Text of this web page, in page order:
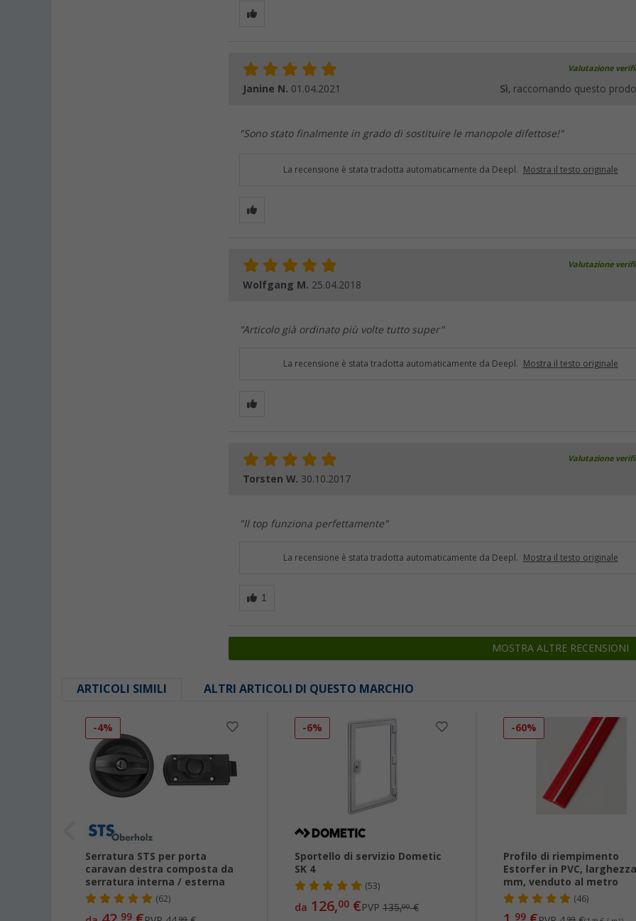
Valutazione
Janine N. 01.04.2021 Sì, raccomando questo
"Sono stato finalmente in grado di sostituire le manopole difettose!"
La recensione è stata tradotta automaticamente da Deepl. Mostra il testo originale
Valutazione
Wolfgang M. 25.04.2018
"Articolo già ordinato più volte tutto super"
La recensione è stata tradotta automaticamente da Deepl. Mostra il testo originale
Valutazione
Torsten W. 30.10.2017
"Il top funziona perfettamente"
La recensione è stata tradotta automaticamente da Deepl. Mostra il testo originale
MOSTRA ALTRE RECENSIONI
ARTICOLI SIMILI ALTRI ARTICOLI DI QUESTO MARCHIO
-4%
Serratura STS per porta
caravan destra composta da
serratura interna / esterna
(62)
99
-6%
Sportello di servizio Dometic
SK 4
(53)
da 126,00€PVP 135,00€
-60%
Profilo di riempimento
Estorfer in PVC,
mm, venduto al metro
(46)
99